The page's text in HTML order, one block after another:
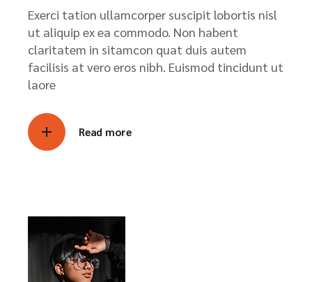
Exerci tation ullamcorper suscipit lobortis nisl
ut aliquip ex ea commodo. Non habent
claritatem in sitamcon quat duis autem
facilisis at vero eros nibh. Euismod tincidunt ut
laore
Read more